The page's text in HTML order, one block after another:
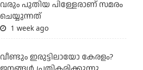
വരും പുതിയ പിള്ളേരാണ് സമരം
ചെയ്യുന്നത്
1 week ago
വീണ്ടും ഇരുട്ടിലായോ കേരളം?